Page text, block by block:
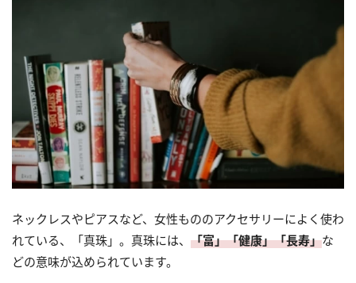
ネックレスやピアスなど、女性もののアクセサリーによく使わ
れている、「真珠」。真珠には、 「富」「健康」「長寿」な
どの意味が込められています。